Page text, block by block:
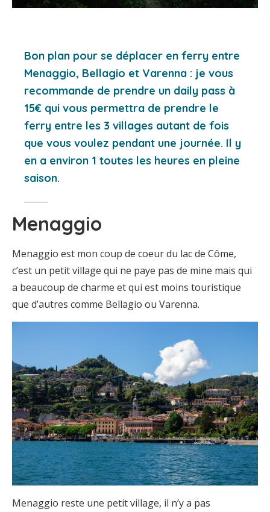
Bon plan pour se déplacer en ferry entre
Menaggio, Bellagio et Varenna : je vous
recommande de prendre un daily pass à
15€ qui vous permettra de prendre le
ferry entre les 3 villages autant de fois
que vous voulez pendant une journée. Il y
en a environ 1 toutes les heures en pleine
saison.
Menaggio
Menaggio est mon coup de coeur du lac de Côme,
c’est un petit village qui ne paye pas de mine mais qui
a beaucoup de charme et qui est moins touristique
que d’autres comme Bellagio ou Varenna.
Menaggio reste une petit village, il n’y a pas